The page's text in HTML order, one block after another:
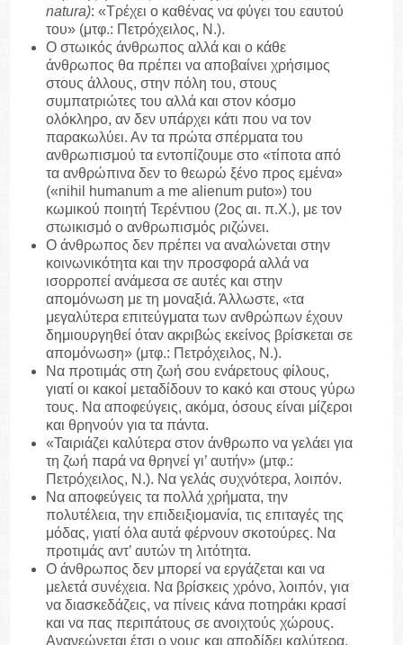
natura): «Τρέχει ο καθένας να φύγει του εαυτού
του» (μτφ.: Πετρόχειλος, Ν.).
Ο στωικός άνθρωπος αλλά και ο κάθε
άνθρωπος θα πρέπει να αποβαίνει χρήσιμος
στους άλλους, στην πόλη του, στους
συμπατριώτες του αλλά και στον κόσμο
ολόκληρο, αν δεν υπάρχει κάτι που να τον
παρακωλύει. Αν τα πρώτα σπέρματα του
ανθρωπισμού τα εντοπίζουμε στο «τίποτα από
τα ανθρώπινα δεν το θεωρώ ξένο προς εμένα»
(«nihil humanum a me alienum puto») του
κωμικού ποιητή Τερέντιου (2ος αι. π.Χ.), με τον
στωικισμό ο ανθρωπισμός ριζώνει.
Ο άνθρωπος δεν πρέπει να αναλώνεται στην
κοινωνικότητα και την προσφορά αλλά να
ισορροπεί ανάμεσα σε αυτές και στην
απομόνωση με τη μοναξιά. Άλλωστε, «τα
μεγαλύτερα επιτεύγματα των ανθρώπων έχουν
δημιουργηθεί όταν ακριβώς εκείνος βρίσκεται σε
απομόνωση» (μτφ.: Πετρόχειλος, Ν.).
Να προτιμάς στη ζωή σου ενάρετους φίλους,
γιατί οι κακοί μεταδίδουν το κακό και στους γύρω
τους. Να αποφεύγεις, ακόμα, όσους είναι μίζεροι
και θρηνούν για τα πάντα.
«Ταιριάζει καλύτερα στον άνθρωπο να γελάει για
τη ζωή παρά να θρηνεί γι’ αυτήν» (μτφ.:
Πετρόχειλος, Ν.). Να γελάς συχνότερα, λοιπόν.
Να αποφεύγεις τα πολλά χρήματα, την
πολυτέλεια, την επιδειξιομανία, τις επιταγές της
μόδας, γιατί όλα αυτά φέρνουν σκοτούρες. Να
προτιμάς αντ’ αυτών τη λιτότητα.
Ο άνθρωπος δεν μπορεί να εργάζεται και να
μελετά συνέχεια. Να βρίσκεις χρόνο, λοιπόν, για
να διασκεδάζεις, να πίνεις κάνα ποτηράκι κρασί
και να πας περιπάτους σε ανοιχτούς χώρους.
Ανανεώνεται έτσι ο νους και αποδίδει καλύτερα.